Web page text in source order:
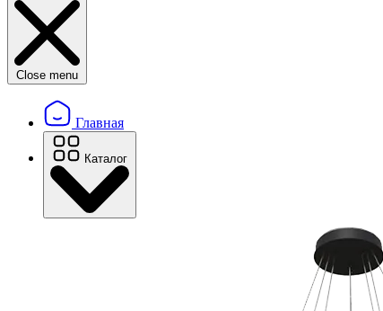
Close menu
Главная
Каталог